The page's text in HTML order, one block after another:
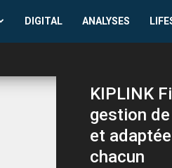
DIGITAL ANALYSES
KIPLINK
gestion
et
chacun